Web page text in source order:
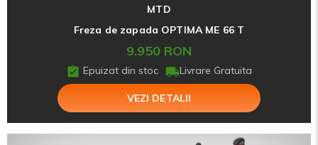
MTD
Freza de zapada OPTIMA ME 66 T
9.950 RON
Epuizat din stoc Livrare Gratuita
VEZI DETALII